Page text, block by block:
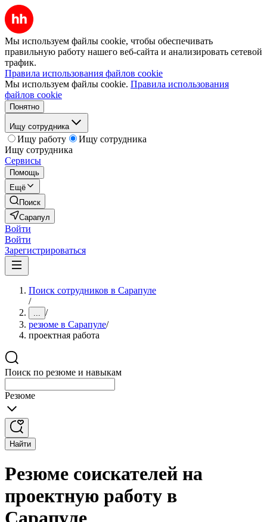
Мы используем файлы cookie, чтобы обеспечивать
правильную работу нашего веб-сайта и анализировать сетевой
трафик.
Правила использования файлов cookie
Мы используем файлы cookie. Правила использования
файлов cookie
Понятно
Ищу сотрудника
Ищу работу
Ищу сотрудника
Ищу сотрудника
Сервисы
Помощь
Ещё
Поиск
Сарапул
Войти
Войти
Зарегистрироваться
Поиск сотрудников в Сарапуле
/
... /
резюме в Сарапуле/
проектная работа
Поиск по резюме и навыкам
Резюме
Найти
Резюме соискателей на
проектную работу в